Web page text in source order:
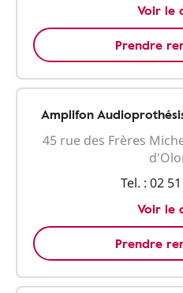
Voir le
Prendre
Amplifon
45 rue des Frères
Tel. : 02
Voir le
Prendre